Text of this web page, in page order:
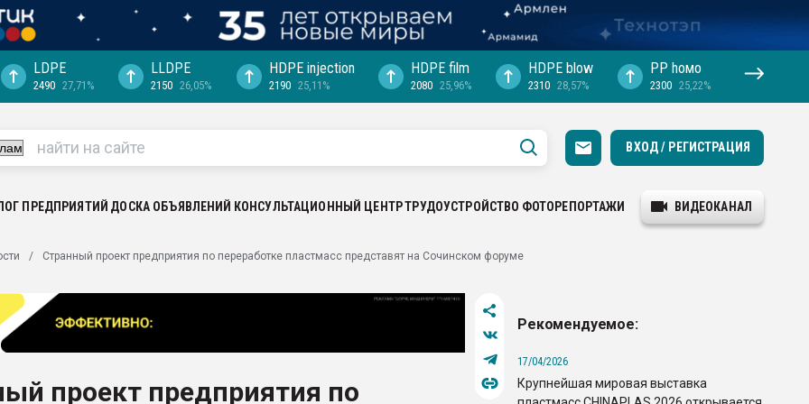
выходит на
рынке
LDPE
2490 27,71%
LLDPE
2150 26,05%
HDPE injection
2190 25,11%
HDPE film
2080 25,96%
HDPE blow
2310 28,57%
PP hомо
2300 25,22%
ВХОД / РЕГИСТРАЦИЯ
ПРЕДПРИЯТИЙ ДОСКА ОБЪЯВЛЕНИЙ КОНСУЛЬТАЦИОННЫЙ ЦЕНТРТРУДОУСТРОЙСТВО ФОТОРЕПОРТАЖИ ВИДЕОКАНАЛ
Странный проект предприятия по переработке пластмасс представят на Сочинском форуме
проект предприятия по
Рекомендуемое:
17/04/2026
Крупнейшая мировая выставка